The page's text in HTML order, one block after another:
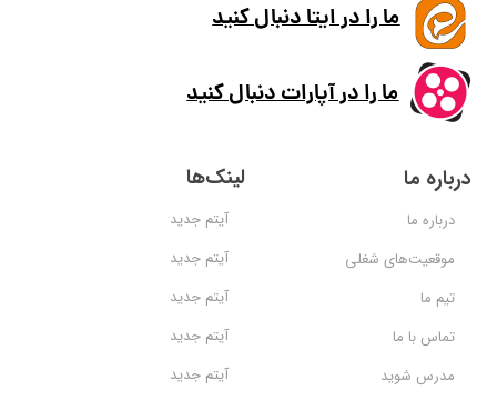
ما را در آپارات دنبال کنید
درباره ما
موقعیت‌های شغلی
تیم ما
تماس با ما
مدرس شوید
درباره ما لینک‌ها
آیتم جدید
آیتم جدید
آیتم جدید
آیتم جدید
آیتم جدید
ما را در ایتا دنبال کنید